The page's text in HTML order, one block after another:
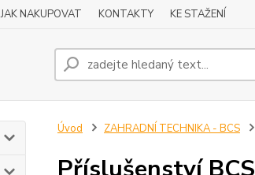
JAK NAKUPOVAT KONTAKTY KE STAŽENÍ
Úvod ZAHRADNÍ TECHNIKA - BCS